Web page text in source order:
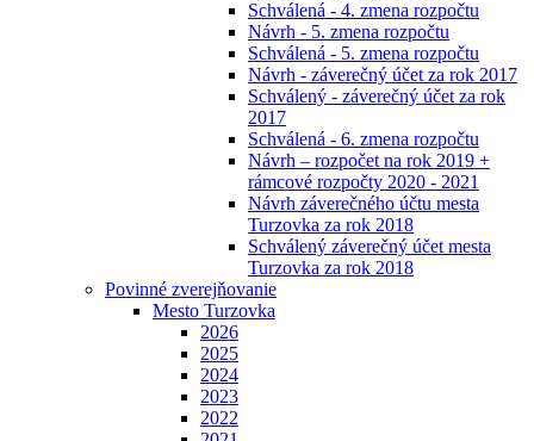
Schválená - 4. zmena rozpočtu
Návrh - 5. zmena rozpočtu
Schválená - 5. zmena rozpočtu
Návrh - záverečný účet za rok 2017
Schválený - záverečný účet za rok
2017
Schválená - 6. zmena rozpočtu
Návrh – rozpočet na rok 2019 +
rámcové rozpočty 2020 - 2021
Návrh záverečného účtu mesta
Turzovka za rok 2018
Schválený záverečný účet mesta
Turzovka za rok 2018
Povinné zverejňovanie
Mesto Turzovka
2026
2025
2024
2023
2022